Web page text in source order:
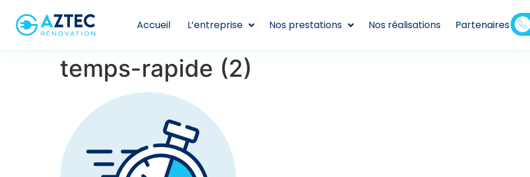
Accueil L’entreprise Nos prestations Nos réalisations Partenaires
temps-rapide (2)